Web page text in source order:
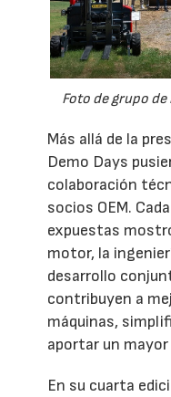
Foto de grupo de
Más allá de la
Demo Days
colaboración
socios OEM.
expuestas
motor, la
desarrollo
contribuyen a
máquinas,
aportar un
En su cuarta